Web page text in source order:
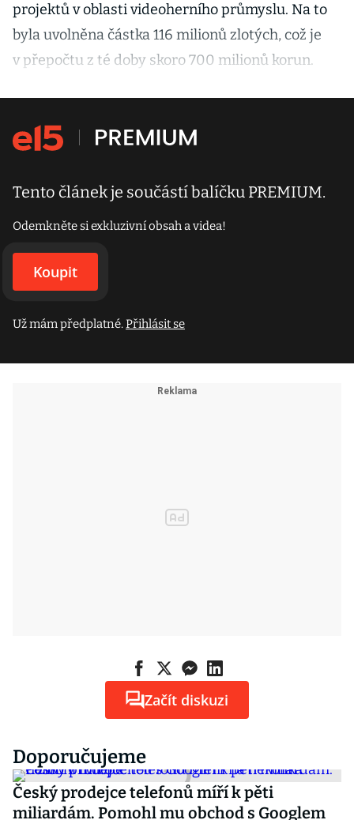
projektů v oblasti videoherního průmyslu. Na to
byla uvolněna částka 116 milionů zlotých, což je
v přepočtu z té doby skoro 700 milionů korun.
Tento článek je součástí balíčku PREMIUM.
Odemkněte si exkluzivní obsah a videa!
Koupit
Už mám předplatné.Přihlásit se
Začít diskuzi
Doporučujeme
Český prodejce telefonů míří k pěti
miliardám. Pomohl mu obchod s Googlem